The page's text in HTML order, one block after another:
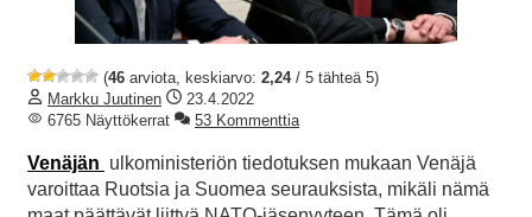
(46 arviota, keskiarvo: 2,24/ 5 tähteä 5)
Markku Juutinen
23.4.2022
6765 Näyttökerrat
53 Kommenttia
Venäjän ulkoministeriön tiedotuksen mukaan Venäjä
varoittaa Ruotsia ja Suomea seurauksista, mikäli nämä